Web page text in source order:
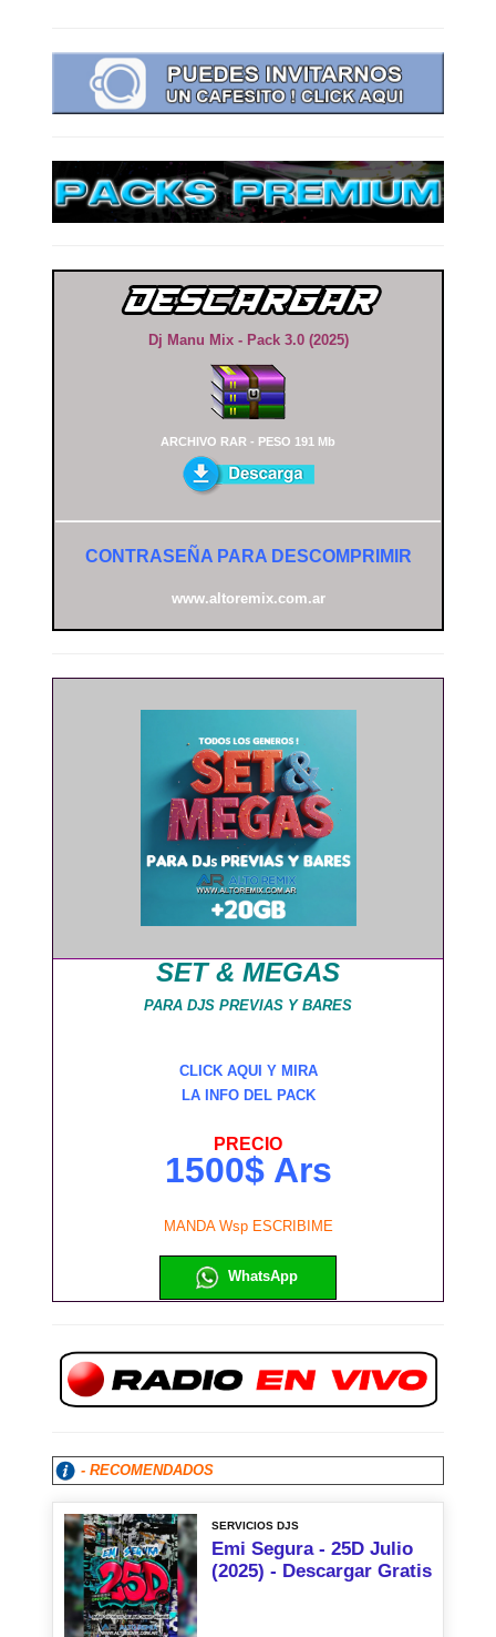
Dj Manu Mix - Pack 3.0 (2025)
ARCHIVO RAR - PESO 191 Mb
CONTRASEÑA PARA DESCOMPRIMIR
www.altoremix.com.ar
SET & MEGAS
PARA DJS PREVIAS Y BARES
CLICK AQUI Y MIRA
LA INFO DEL PACK
PRECIO
1500$ Ars
MANDA Wsp ESCRIBIME
WhatsApp
- RECOMENDADOS
SERVICIOS DJS
Emi Segura - 25D Julio
(2025) - Descargar Gratis